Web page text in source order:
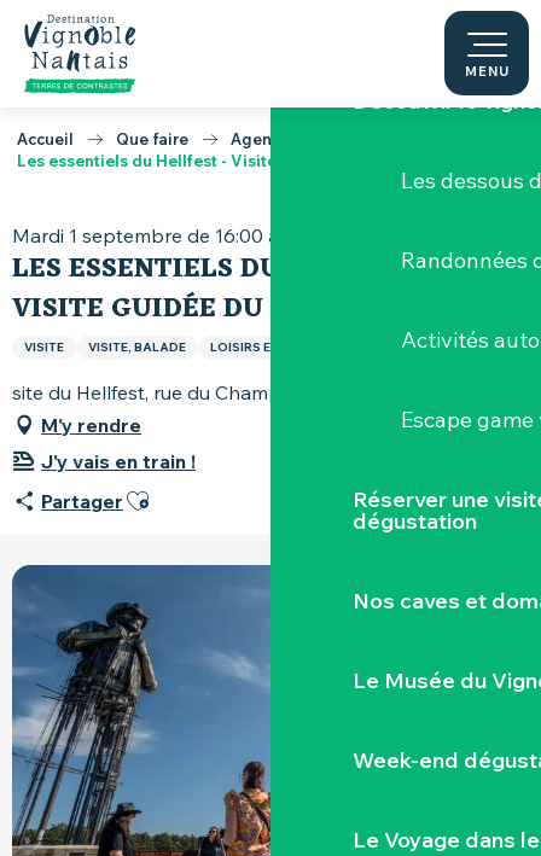
Aller
contenu
principal
MENU
Terres de Muscadet
Découvrir le
Les dessous
Randonnées
Activités
Escape
Réserver une
dégustation
Nos caves et
Le Musée du
Week-end
Le Voyage dans
Accueil Que faire
Agenda
Les essentiels du Hellfest - Visite guidée du site
Mardi 1 septembre de 16:00 à 17:30
LES ESSENTIELS DU HELLFEST -
VISITE GUIDÉE DU SITE
VISITE VISITE, BALADE LOISIRS ET SPORTS
site du Hellfest, rue du Champ-Louet, 44190 Clisson
M'y rendre
J'y vais en train !
Partager Ajouter aux favoris
+1 PHOTO